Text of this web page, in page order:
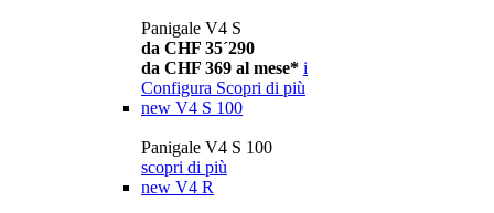
Panigale V4 S
da CHF 35´290
da CHF 369 al mese* i
Configura Scopri di più
new V4 S 100
Panigale V4 S 100
scopri di più
new V4 R